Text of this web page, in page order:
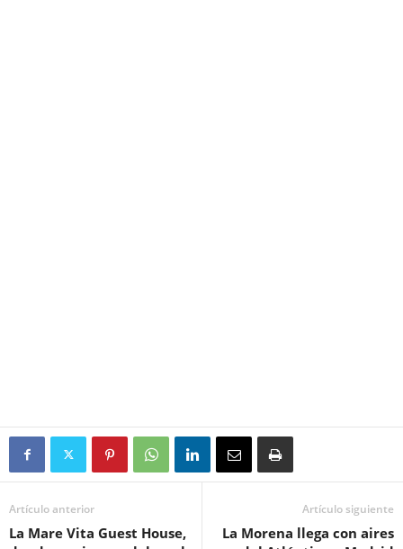
Artículo anterior
La Mare Vita Guest House,
Artículo siguiente
La Morena llega con aires